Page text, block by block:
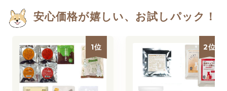
安心価格が嬉しい、お試しパック！
1位 2位